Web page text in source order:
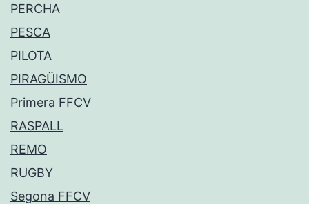
PERCHA
PESCA
PILOTA
PIRAGÜISMO
Primera FFCV
RASPALL
REMO
RUGBY
Segona FFCV